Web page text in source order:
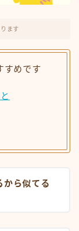
ます
すめです
から似てる